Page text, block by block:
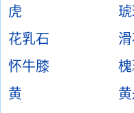
虎
花乳石
怀牛膝
黄